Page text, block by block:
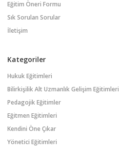
Eğitim Öneri Formu
Sık Sorulan Sorular
İletişim
Kategoriler
Hukuk Eğitimleri
Bilirkişilik Alt Uzmanlık Gelişim Eğitimleri
Pedagojik Eğitimler
Eğitmen Eğitimleri
Kendini Öne Çıkar
Yönetici Eğitimleri